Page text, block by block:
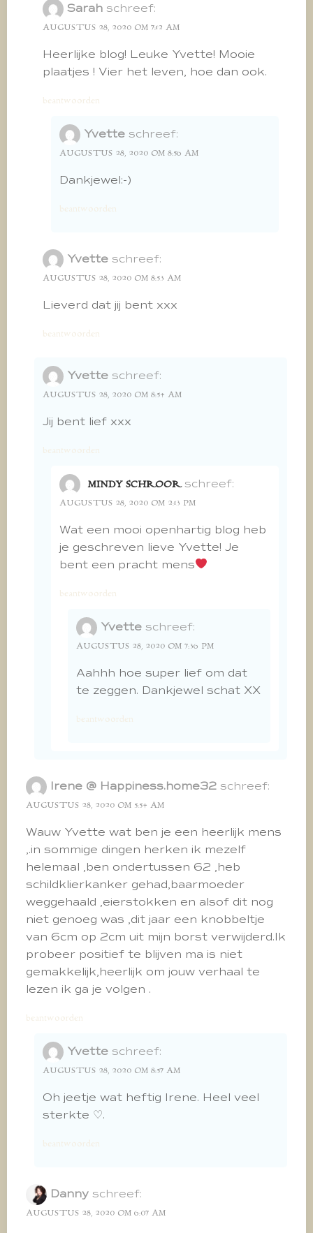
Sarah schreef:
AUGUSTUS 28, 2020 OM 7:12 AM
Heerlijke blog! Leuke Yvette! Mooie
plaatjes ! Vier het leven, hoe dan ook.
beantwoorden
Yvette schreef:
AUGUSTUS 28, 2020 OM 8:56 AM
Dankjewel:-)
beantwoorden
Yvette schreef:
AUGUSTUS 28, 2020 OM 8:53 AM
Lieverd dat jij bent xxx
beantwoorden
Yvette schreef:
AUGUSTUS 28, 2020 OM 8:54 AM
Jij bent lief xxx
beantwoorden
MINDY SCHROOR schreef:
AUGUSTUS 28, 2020 OM 2:13 PM
Wat een mooi openhartig blog heb
je geschreven lieve Yvette! Je
bent een pracht mens
beantwoorden
Yvette schreef:
AUGUSTUS 28, 2020 OM 7:36 PM
Aahhh hoe super lief om dat
te zeggen. Dankjewel schat XX
beantwoorden
Irene @ Happiness.home32 schreef:
AUGUSTUS 28, 2020 OM 5:54 AM
Wauw Yvette wat ben je een heerlijk mens
,.in sommige dingen herken ik mezelf
helemaal ,ben ondertussen 62 ,heb
schildklierkanker gehad,baarmoeder
weggehaald ,eierstokken en alsof dit nog
niet genoeg was ,dit jaar een knobbeltje
van 6cm op 2cm uit mijn borst verwijderd.Ik
probeer positief te blijven ma is niet
gemakkelijk,heerlijk om jouw verhaal te
lezen ik ga je volgen .
beantwoorden
Yvette schreef:
AUGUSTUS 28, 2020 OM 8:57 AM
Oh jeetje wat heftig Irene. Heel veel
sterkte ♡.
beantwoorden
Danny schreef:
AUGUSTUS 28, 2020 OM 6:07 AM